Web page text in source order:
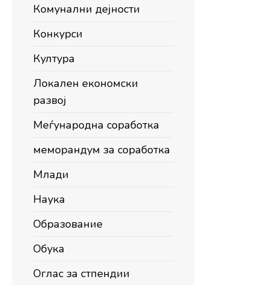
Комунални дејности
Конкурси
Култура
Локален економски
развој
Меѓународна соработка
меморандум за соработка
Млади
Наука
Образование
Обука
Оглас за стпендии